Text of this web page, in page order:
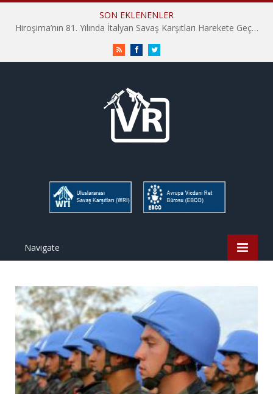
SON EKLENENLER
Hiroşima’nın 81. Yılında İtalyan Savaş Karşıtları Harekete Geçti: “Hatırlamak yeterli değil”
RSS FacebookTwitter
Navigate